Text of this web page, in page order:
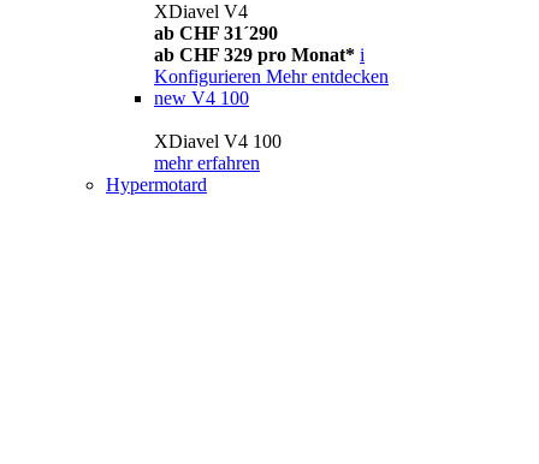
XDiavel V4
ab CHF 31´290
ab CHF 329 pro Monat* i
Konfigurieren Mehr entdecken
new V4 100
XDiavel V4 100
mehr erfahren
Hypermotard